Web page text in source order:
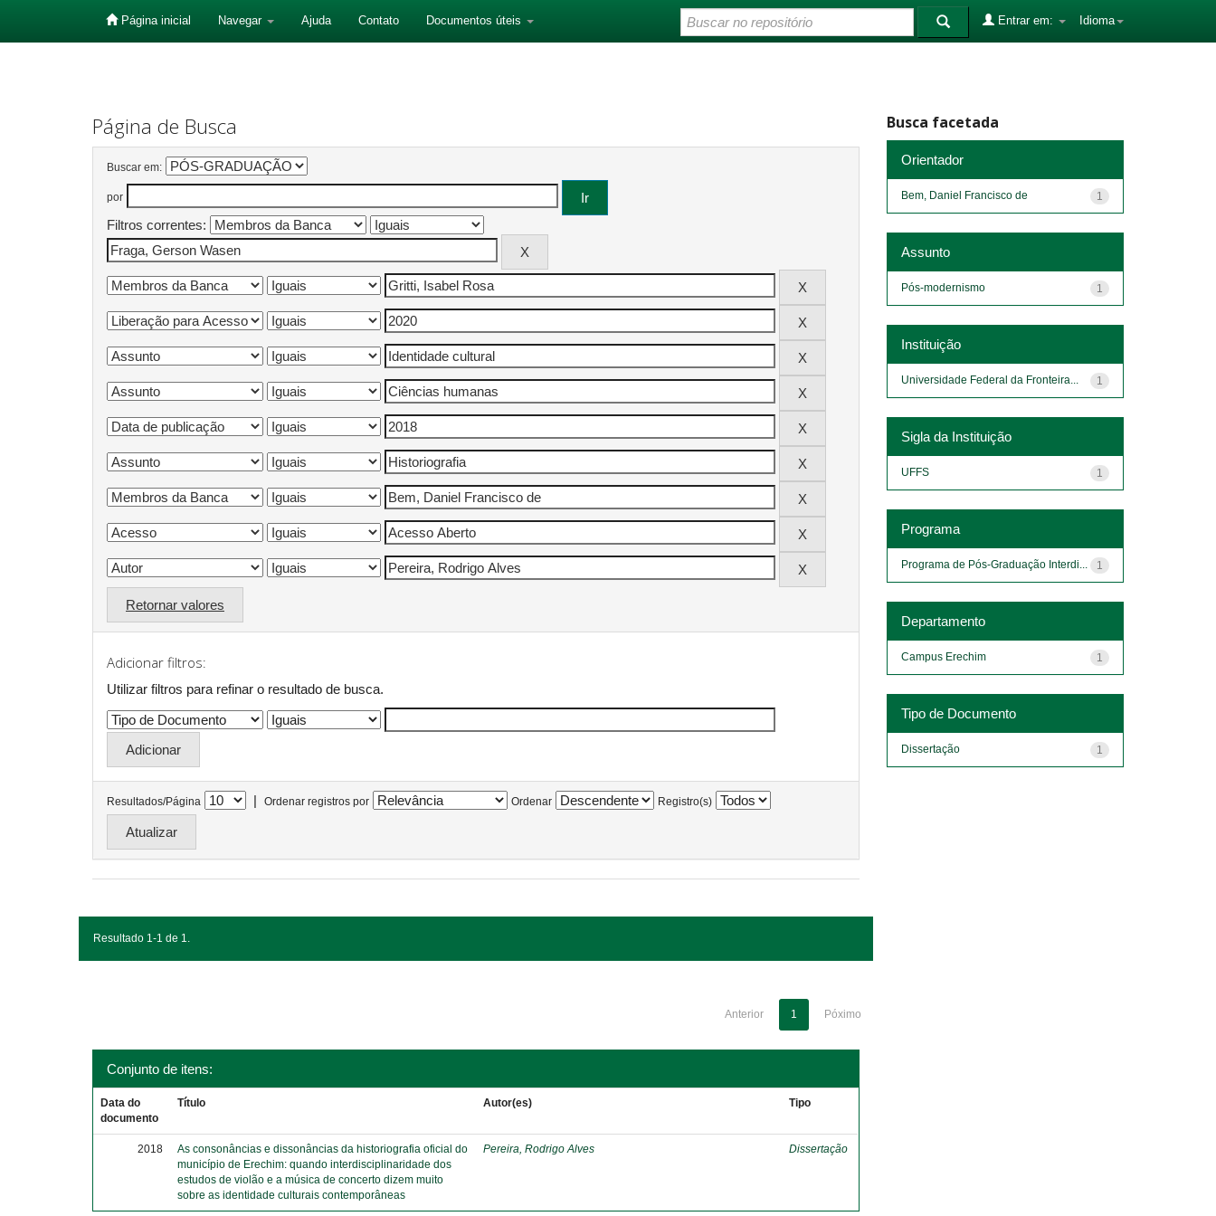
Página inicial Navegar Ajuda Contato Documentos úteis Idioma
Entrar em:
Página de Busca
Buscar em:
por
Filtros correntes:
Retornar valores
Adicionar filtros:
Utilizar filtros para refinar o resultado de busca.
Resultados/Página | Ordenar registros por Ordenar Registro(s)
Resultado 1-1 de 1.
Anterior 1 Póximo
Conjunto de itens:
Data do
documento
Título Autor(es) Tipo
2018
As consonâncias e dissonâncias da historiografia oficial do
município de Erechim: quando interdisciplinaridade dos
estudos de violão e a música de concerto dizem muito
sobre as identidade culturais contemporâneas
Pereira, Rodrigo Alves Dissertação
Busca facetada
Orientador
1
Bem, Daniel Francisco de
Assunto
1
Pós-modernismo
Instituição
1
Universidade Federal da Fronteira...
Sigla da Instituição
1
UFFS
Programa
1
Programa de Pós-Graduação Interdi...
Departamento
1
Campus Erechim
Tipo de Documento
1
Dissertação